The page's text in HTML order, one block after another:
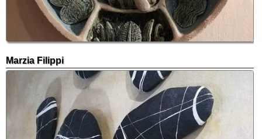
Marzia Filippi